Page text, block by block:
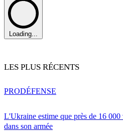
Loading...
LES PLUS RÉCENTS
L'Ukraine estime que près de 16 000
dans son armée
PRODÉFENSE